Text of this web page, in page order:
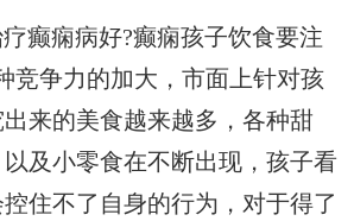
癫痫病好?癫痫孩子饮食要注
竞争力的加大，市面上针对孩
来的美食越来越多，各种甜
及小零食在不断出现，孩子看
住不了自身的行为，对于得了